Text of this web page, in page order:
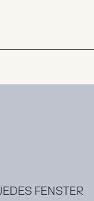
FENSTER